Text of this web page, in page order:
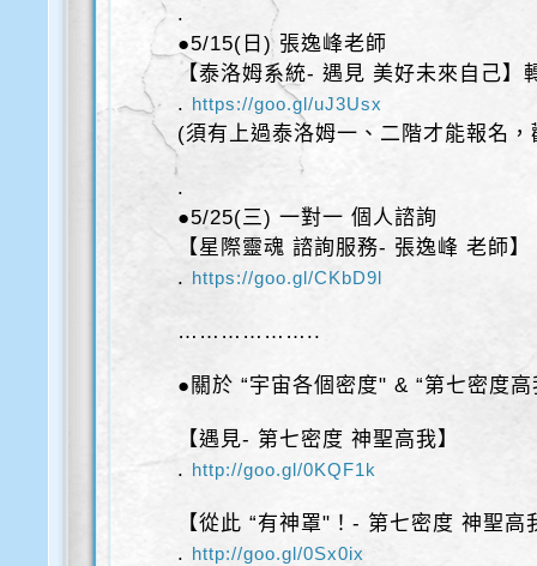
.
●5/15(日) 張逸峰老師
【泰洛姆系統- 遇見 美好未來自己】
. https://goo.gl/uJ3Usx
(須有上過泰洛姆一、二階才能報名
.
●5/25(三) 一對一 個人諮詢
【星際靈魂 諮詢服務- 張逸峰 老師】
. https://goo.gl/CKbD9l
………………..
●關於 “宇宙各個密度" & “第七密度
【遇見- 第七密度 神聖高我】
. http://goo.gl/0KQF1k
【從此 “有神罩"！- 第七密度 神聖高
. http://goo.gl/0Sx0ix